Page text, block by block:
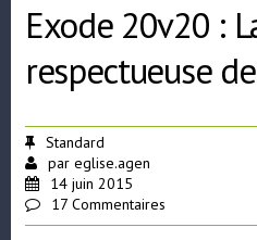
Exode 20v20 :
respectueuse
Standard
pareglise.agen
14 juin 2015
17 Commentaires